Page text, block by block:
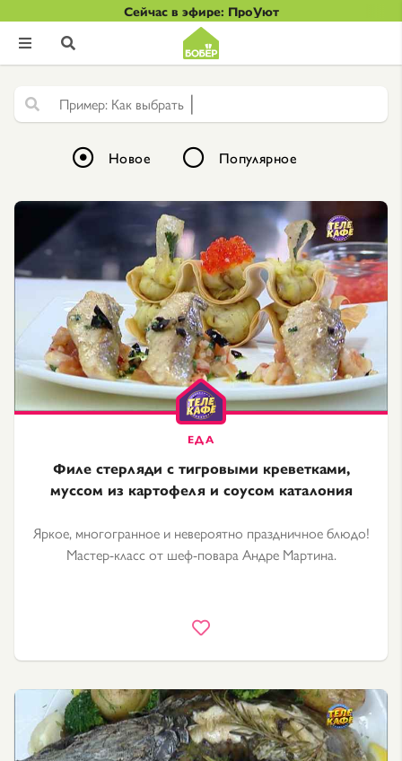
Сейчас в эфире: ПроУют
 
Ф|
Новое Популярное
Филе стерляди с тигровыми креветками,
муссом из картофеля и соусом каталония
Яркое, многогранное и невероятно праздничное блюдо!
Мастер-класс от шеф-повара Андре Мартина.